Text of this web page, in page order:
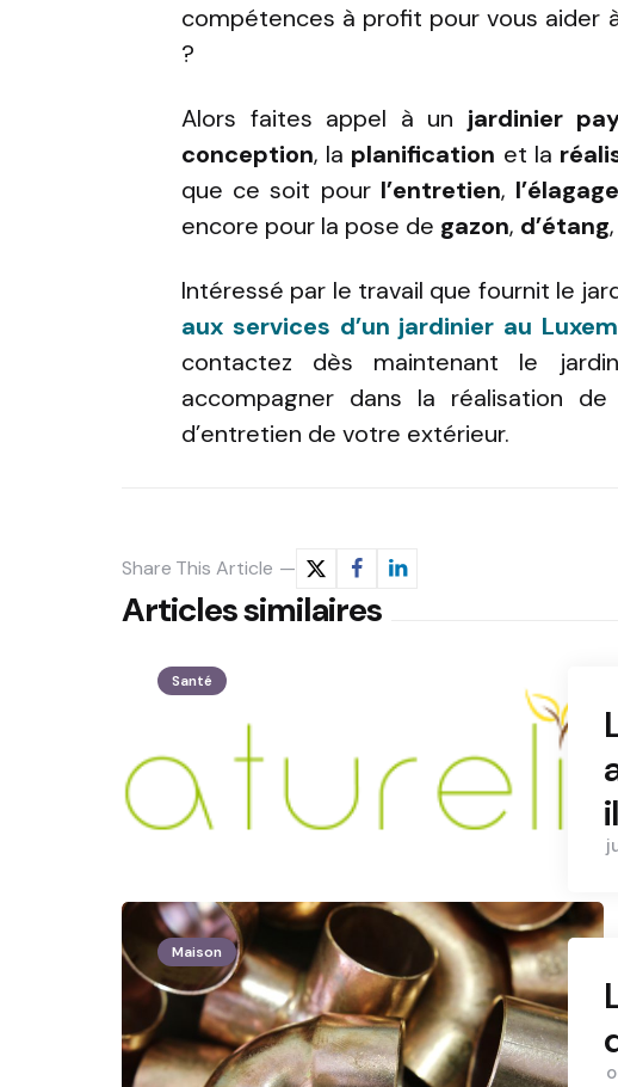
compétences à profit pour vous aider
?
Alors faites appel à un jardinier
conception, la planification et la
que ce soit pour l’entretien, l’élagage
encore pour la pose de gazon, d’étang
Intéressé par le travail que fournit le
aux services d’un jardinier au
contactez dès maintenant le
accompagner dans la réalisation
d’entretien de votre extérieur.
Share This Article
Articles similaires
Santé
Maison